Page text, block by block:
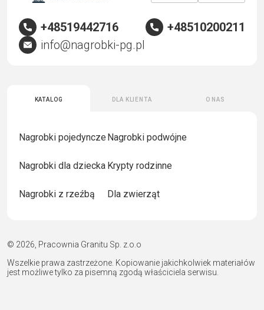
Katalog Dla klienta O nas
Nagrobki pojedyncze Nagrobki podwójne
Nagrobki dla dziecka Krypty rodzinne
Nagrobki z rzeźbą Dla zwierząt
+48519442716
+48510200211
info@nagrobki-pg.pl
Wszelkie prawa zastrzeżone. Kopiowanie jakichkolwiek materiałów
jest możliwe tylko za pisemną zgodą właściciela serwisu.
© 2026, Pracownia Granitu Sp. z.o.o